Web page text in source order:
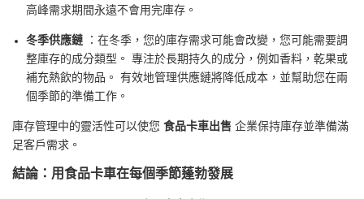
高峰需求期間永遠不會用完庫存。
冬季供應鏈
：在冬季，您的庫存需求可能會改變，您可能需要調
整庫存的成分類型。 專注於長期持久的成分，例如香料，乾果或
補充熱飲的物品。 有效地管理供應鏈將降低成本，並幫助您在兩
個季節的準備工作。
庫存管理中的靈活性可以使您 食品卡車出售 企業保持庫存並準備滿
足客戶需求。
結論：用食品卡車在每個季節蓬勃發展